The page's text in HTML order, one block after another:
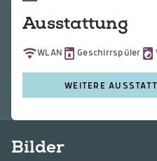
Ausstattung
WLAN Geschirrspüler
WEITERE
Bilder